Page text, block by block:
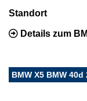
Standort
Details zum
BMW X5 BMW